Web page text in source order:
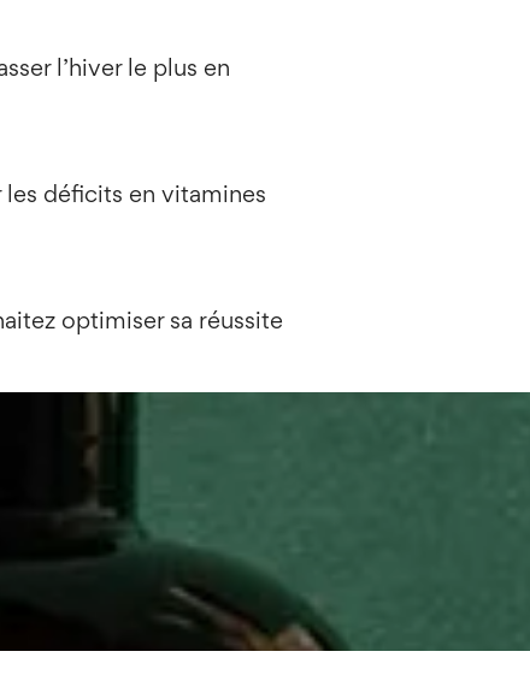
l’hiver le plus en
déficits en vitamines
optimiser sa réussite